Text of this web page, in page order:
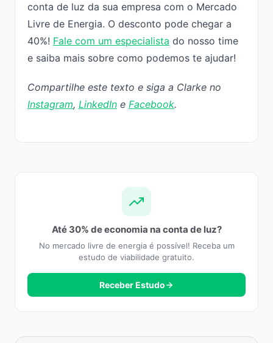
conta de luz da sua empresa com o Mercado
Livre de Energia. O desconto pode chegar a
40%! Fale com um especialista do nosso time
e saiba mais sobre como podemos te ajudar!
Compartilhe este texto e siga a Clarke no
Instagram, LinkedIn e Facebook.
Até 30% de economia na conta de luz?
No mercado livre de energia é possível! Receba um
estudo de viabilidade gratuito.
Receber Estudo